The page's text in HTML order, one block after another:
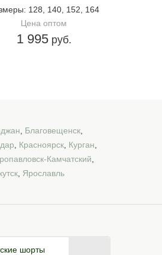
: 128, 140, 152, 164
Цена оптом
1 995руб.
Благовещенск
Красноярск Курган
Камчатский
Ярославль
шорты